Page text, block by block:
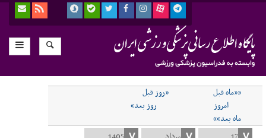
««ماه قبل
«روز قبل
امروز
روز بعد»
ماه بعد»»